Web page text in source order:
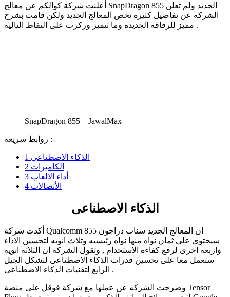
أعلنت شركة كوالكم عن معالج SnapDragon 855 الجديد ولم تعلن
الشركه عن تفاصيل كثيرة تخص المعالج الجديد ولكن قامت بشرح
مميز للرقاقه الجديده وما تتميز وركزت على النقاط التاليه .
SnapDragon 855 – JawalMax
روابط سريعة :-
1 الذكاء الاصطناعى
2 الكاميرات
3 أداء الالعاب
4 الأتصالات
الذكاء الاصطناعى
أكدت شركة Qualcomm ان المعالج الجديد سناب دراجون 855
سيحتوى على ثمان نواه منها نواه رئيسيه وثلاث انويه لتحسين الاداء
واربعه اخرى لرفع كفاءة الاستخدام , وتقول الشركة ان الثلاثه انويه
ستعمل معا على تحسين قدرات الذكاء الاصطناعى لتشكل الجيل
الرابع لتقنيات الذكاء الاصطناعى .
وصرحت الشركه عن عملها مع شركة قوقل على منصة Tensor